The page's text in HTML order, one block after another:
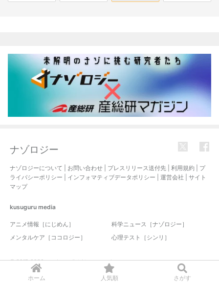
ホーム 人気順 さがす
ナゾロジー
ナゾロジーについて お問い合わせ プレスリリース送付先 利用規約
プ
ライバシーポリシー
インフォマティブデータポリシー 運営会社
サイト
マップ
kusuguru media
アニメ情報［にじめん］
科学ニュース［ナゾロジー］
メンタルケア［ココロジー］
心理テスト［シンリ］
© 2017-2026 nazology. all rights reserved.